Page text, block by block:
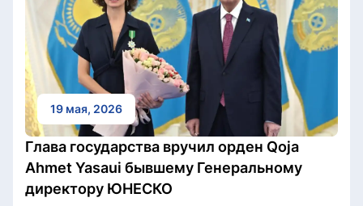
19 мая, 2026
Глава государства вручил орден Qoja
Ahmet Yasaui бывшему Генеральному
директору ЮНЕСКО